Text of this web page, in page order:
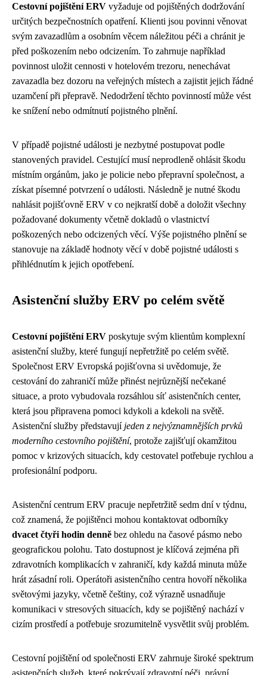
Cestovní pojištění ERV vyžaduje od pojištěných dodržování
určitých bezpečnostních opatření. Klienti jsou povinni věnovat
svým zavazadlům a osobním věcem náležitou péči a chránit je
před poškozením nebo odcizením. To zahrnuje například
povinnost uložit cennosti v hotelovém trezoru, nenechávat
zavazadla bez dozoru na veřejných místech a zajistit jejich řádné
uzamčení při přepravě. Nedodržení těchto povinností může vést
ke snížení nebo odmítnutí pojistného plnění.
V případě pojistné události je nezbytné postupovat podle
stanovených pravidel. Cestující musí neprodleně ohlásit škodu
místním orgánům, jako je policie nebo přepravní společnost, a
získat písemné potvrzení o události. Následně je nutné škodu
nahlásit pojišťovně ERV v co nejkratší době a doložit všechny
požadované dokumenty včetně dokladů o vlastnictví
poškozených nebo odcizených věcí. Výše pojistného plnění se
stanovuje na základě hodnoty věcí v době pojistné události s
přihlédnutím k jejich opotřebení.
Asistenční služby ERV po celém světě
Cestovní pojištění ERV poskytuje svým klientům komplexní
asistenční služby, které fungují nepřetržitě po celém světě.
Společnost ERV Evropská pojišťovna si uvědomuje, že
cestování do zahraničí může přinést nejrůznější nečekané
situace, a proto vybudovala rozsáhlou síť asistenčních center,
která jsou připravena pomoci kdykoli a kdekoli na světě.
Asistenční služby představují jeden z nejvýznamnějších prvků
moderního cestovního pojištění, protože zajišťují okamžitou
pomoc v krizových situacích, kdy cestovatel potřebuje rychlou a
profesionální podporu.
Asistenční centrum ERV pracuje nepřetržitě sedm dní v týdnu,
což znamená, že pojištěnci mohou kontaktovat odborníky
dvacet čtyři hodin denně bez ohledu na časové pásmo nebo
geografickou polohu. Tato dostupnost je klíčová zejména při
zdravotních komplikacích v zahraničí, kdy každá minuta může
hrát zásadní roli. Operátoři asistenčního centra hovoří několika
světovými jazyky, včetně češtiny, což výrazně usnadňuje
komunikaci v stresových situacích, kdy se pojištěný nachází v
cizím prostředí a potřebuje srozumitelně vysvětlit svůj problém.
Cestovní pojištění od společnosti ERV zahrnuje široké spektrum
asistenčních služeb, které pokrývají zdravotní péči, právní